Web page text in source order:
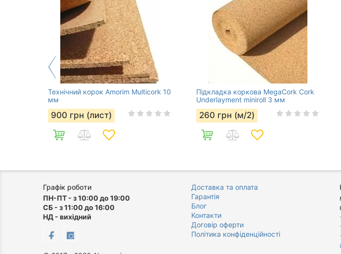
Технічний корок Amorim Multicork 10
мм
900 грн (лист)
Підкладка коркова MegaCork Cork
Underlayment miniroll 3 мм
260 грн (м/2)
Графік роботи
ПН-ПТ - з 10:00 до 19:00
СБ - з 11:00 до 16:00
НД - вихідний
Доставка та оплата
Гарантія
Блог
Контакти
Договір оферти
Політика конфіденційності